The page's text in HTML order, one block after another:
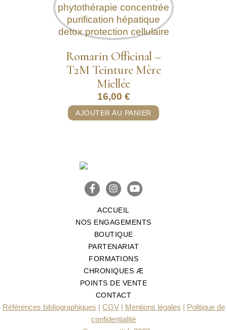
Romarin Officinal –
T2M Teinture Mère
Miellée
16,00 €
AJOUTER AU PANIER
ACCUEIL
NOS ENGAGEMENTS
BOUTIQUE
PARTENARIAT
FORMATIONS
CHRONIQUES Æ
POINTS DE VENTE
CONTACT
Références bibliographiques | CGV| Mentions légales | Politique de
confidentialité